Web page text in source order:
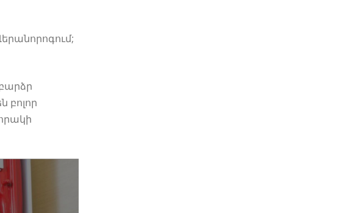
բոլոր